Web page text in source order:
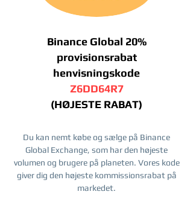
Binance Global 20%
provisionsrabat
henvisningskode
Z6DD64R7
(HØJESTE RABAT)
Du kan nemt købe og sælge på Binance
Global Exchange, som har den højeste
volumen og brugere på planeten. Vores kode
giver dig den højeste kommissionsrabat på
markedet.